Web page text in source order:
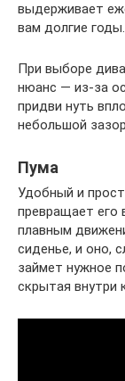
выдерживает
вам долгие годы.
При выборе
нюанс — из-за
придви нуть
небольшой
Пума
Удобный и
превращает его
плавным
сиденье, и оно,
займет нужное
скрытая внутри